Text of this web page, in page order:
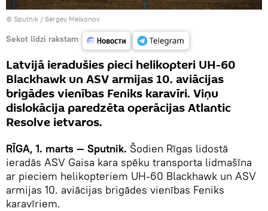
© Sputnik / Sergey Melkonov
Sekot līdzi rakstam
Latvijā ieradušies pieci helikopteri UH-60
Blackhawk un ASV armijas 10. aviācijas
brigādes vienības Feniks karavīri. Viņu
dislokācija paredzēta operācijas Atlantic
Resolve ietvaros.
RĪGA, 1. marts — Sputnik. Šodien Rīgas lidostā
ieradās ASV Gaisa kara spēku transporta lidmašīna
ar pieciem helikopteriem UH-60 Blackhawk un ASV
armijas 10. aviācijas brigādes vienības Feniks
karavīriem.